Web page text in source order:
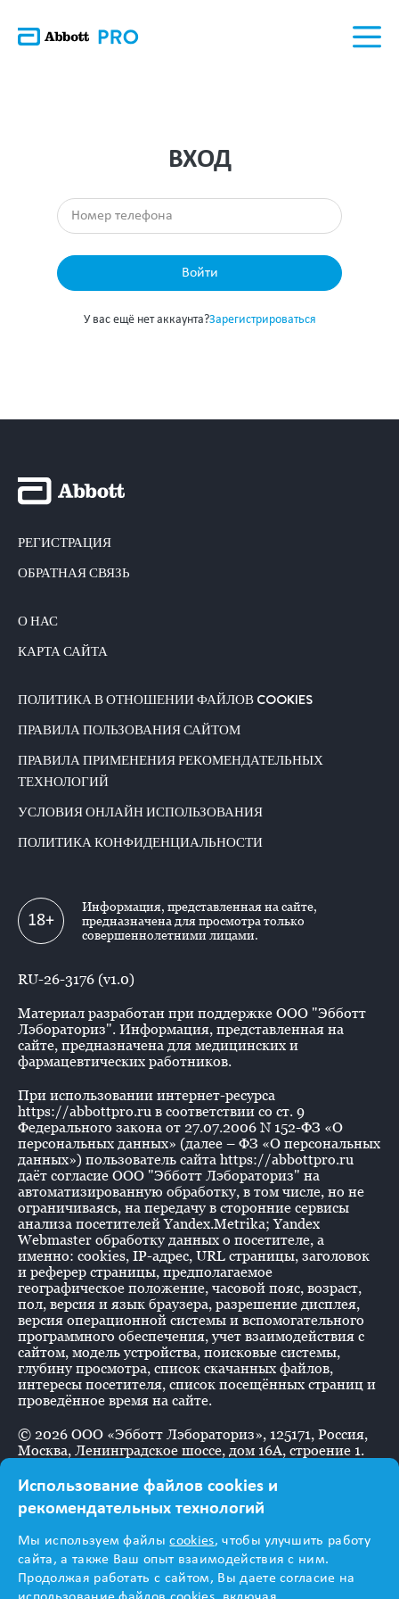
ВХОД
Войти
У вас ещё нет аккаунта?Зарегистрироваться
РЕГИСТРАЦИЯ
ОБРАТНАЯ СВЯЗЬ
О НАС
КАРТА САЙТА
ПОЛИТИКА В ОТНОШЕНИИ ФАЙЛОВ COOKIES
ПРАВИЛА ПОЛЬЗОВАНИЯ САЙТОМ
ПРАВИЛА ПРИМЕНЕНИЯ РЕКОМЕНДАТЕЛЬНЫХ
ТЕХНОЛОГИЙ
УСЛОВИЯ ОНЛАЙН ИСПОЛЬЗОВАНИЯ
ПОЛИТИКА КОНФИДЕНЦИАЛЬНОСТИ
18+
Информация, представленная на сайте,
предназначена для просмотра только
совершеннолетними лицами.
RU-26-3176 (v1.0)
Материал разработан при поддержке ООО "Эбботт
Лэбораториз". Информация, представленная на
сайте, предназначена для медицинских и
фармацевтических работников.
При использовании интернет-ресурса
https://abbottpro.ru в соответствии со ст. 9
Федерального закона от 27.07.2006 N 152-ФЗ «О
персональных данных» (далее – ФЗ «О персональных
данных») пользователь сайта https://abbottpro.ru
даёт согласие ООО "Эбботт Лэбораториз" на
автоматизированную обработку, в том числе, но не
ограничиваясь, на передачу в сторонние сервисы
анализа посетителей Yandex.Metrika; Yandex
Webmaster обработку данных о посетителе, а
именно: cookies, IP-адрес, URL страницы, заголовок
и реферер страницы, предполагаемое
географическое положение, часовой пояс, возраст,
пол, версия и язык браузера, разрешение дисплея,
версия операционной системы и вспомогательного
программного обеспечения, учет взаимодействия с
сайтом, модель устройства, поисковые системы,
глубину просмотра, список скачанных файлов,
интересы посетителя, список посещённых страниц и
проведённое время на сайте.
© 2026 ООО «Эбботт Лэбораториз», 125171, Россия,
Москва, Ленинградское шоссе, дом 16А, строение 1.
Информация
предназначена для
Использование файлов cookies и
рекомендательных технологий
Мы используем файлыcookies, чтобы улучшить работу
сайта, а также Ваш опыт взаимодействия с ним.
Продолжая работать с сайтом, Вы даете согласие на